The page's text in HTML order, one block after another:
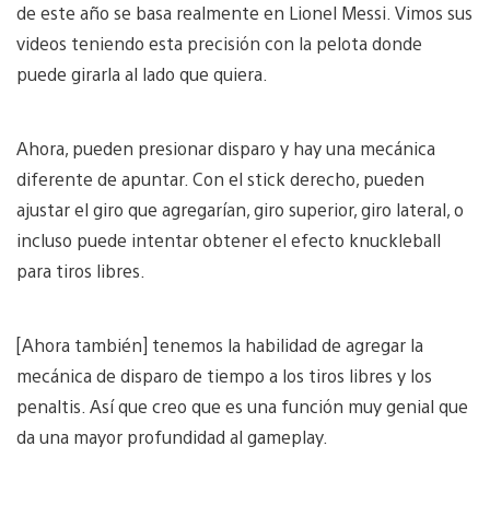
de este año se basa realmente en Lionel Messi. Vimos sus
videos teniendo esta precisión con la pelota donde
puede girarla al lado que quiera.
Ahora, pueden presionar disparo y hay una mecánica
diferente de apuntar. Con el stick derecho, pueden
ajustar el giro que agregarían, giro superior, giro lateral, o
incluso puede intentar obtener el efecto knuckleball
para tiros libres.
[Ahora también] tenemos la habilidad de agregar la
mecánica de disparo de tiempo a los tiros libres y los
penaltis. Así que creo que es una función muy genial que
da una mayor profundidad al gameplay.